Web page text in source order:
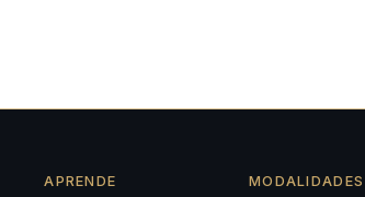
APRENDE MODALIDADES